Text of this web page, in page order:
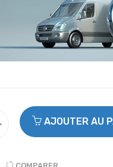
AJOUTER AU